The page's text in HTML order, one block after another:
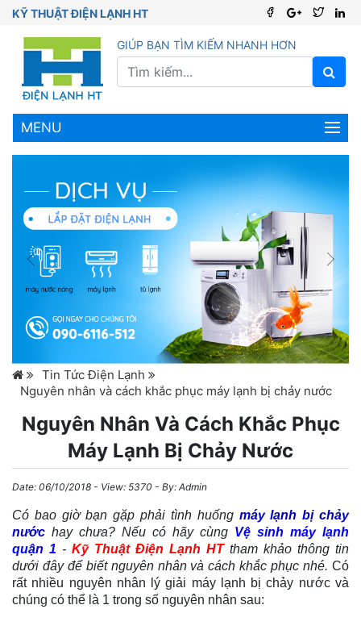
KỸ THUẬT ĐIỆN LẠNH HT
GIÚP BẠN TÌM KIẾM NHANH HƠN
MENU
Tin Tức Điện Lạnh
Nguyên nhân và cách khắc phục máy lạnh bị chảy nước
Nguyên Nhân Và Cách Khắc Phục
Máy Lạnh Bị Chảy Nước
Date: 06/10/2018 - View: 5370 - By: Admin
Có bao giờ bạn gặp phải tình huống máy lạnh bị chảy
nước hay chưa? Nếu có hãy cùng Vệ sinh máy lạnh
quận 1 - Kỹ Thuật Điện Lạnh HTtham khảo thông tin
dưới đây để biết nguyên nhân và cách khắc phục nhé. Có
rất nhiều nguyên nhân lý giải máy lạnh bị chảy nước và
chúng có thể là 1 trong số nguyên nhân sau: